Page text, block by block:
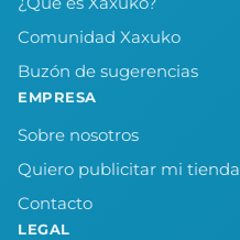
Comunidad Xaxuko
Buzón de sugerencias
EMPRESA
Sobre nosotros
Quiero publicitar mi tienda
Contacto
LEGAL